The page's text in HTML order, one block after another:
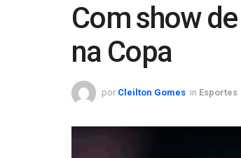
Com show
na Copa
por Cleilton Gomes in Esportes